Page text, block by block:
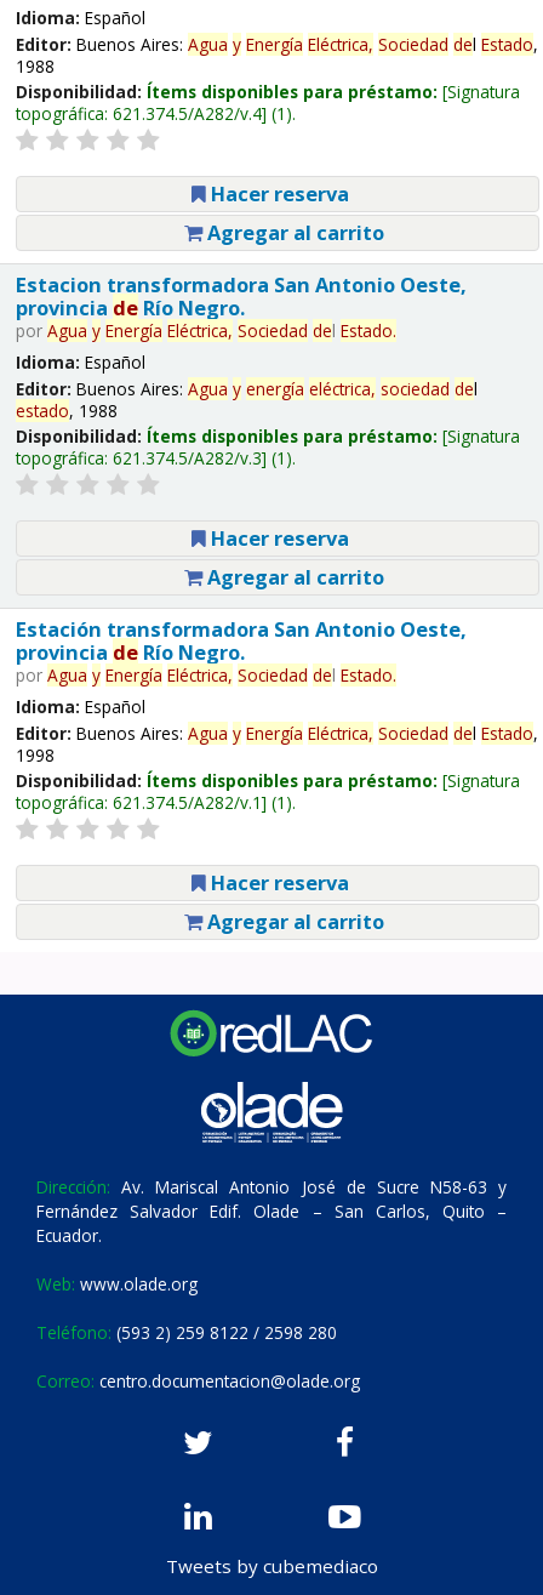
Idioma: Español
Editor: Buenos Aires: Agua y Energía Eléctrica, Sociedad del Estado,
1988
Disponibilidad: Ítems disponibles para préstamo: Signatura
topográfica: 621.374.5/A282/v.4 (1).
Hacer reserva
Agregar al carrito
Estacion transformadora San Antonio Oeste,
provincia deRío Negro.
por Agua y Energía Eléctrica, Sociedad del Estado.
Idioma: Español
Editor: Buenos Aires: Agua y energía eléctrica, sociedad del
estado, 1988
Disponibilidad: Ítems disponibles para préstamo: Signatura
topográfica: 621.374.5/A282/v.3 (1).
Hacer reserva
Agregar al carrito
Estación transformadora San Antonio Oeste,
provincia deRío Negro.
por Agua y Energía Eléctrica, Sociedad del Estado.
Idioma: Español
Editor: Buenos Aires: Agua y Energía Eléctrica, Sociedad del Estado,
1998
Disponibilidad: Ítems disponibles para préstamo: Signatura
topográfica: 621.374.5/A282/v.1 (1).
Hacer reserva
Agregar al carrito
Dirección: Av. Mariscal Antonio José de Sucre N58-63 y
Fernández Salvador Edif. Olade – San Carlos, Quito –
Ecuador.
Web: www.olade.org
Teléfono: (593 2) 259 8122 / 2598 280
Correo: centro.documentacion@olade.org
Tweets by cubemediaco